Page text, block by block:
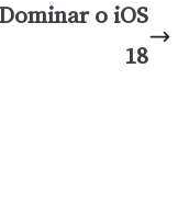
o iOS
18